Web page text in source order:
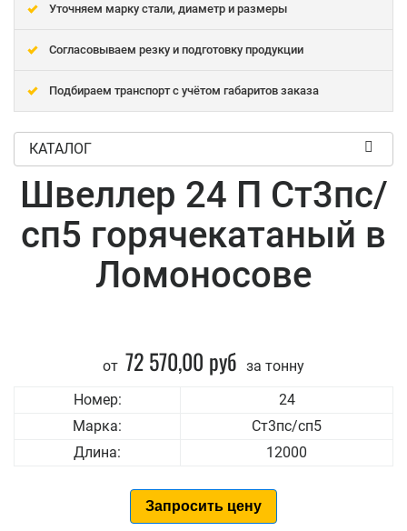
Уточняем марку стали, диаметр и размеры
Согласовываем резку и подготовку продукции
Подбираем транспорт с учётом габаритов заказа
КАТАЛОГ
Швеллер 24 П Ст3пс/
сп5 горячекатаный в
Ломоносове
от 72 570,00 руб за тонну
Номер:
24
Марка:
Ст3пс/сп5
Длина:
12000
Запросить цену